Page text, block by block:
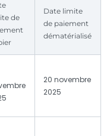
de
Date limite
de paiement
dématérialisé
20 novembre
2025